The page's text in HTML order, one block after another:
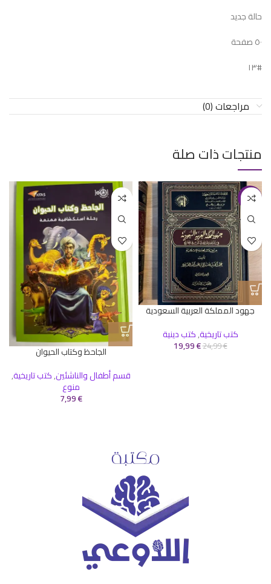
حالة جديد
٥٠ صفحة
#١٣
مراجعات (0)
منتجات ذات صلة
-20%
جهود المملكة العربية السعودية
كتب تاريخية,كتب دينية
24,99€
19,99€
الجاحظ وكتاب الحيوان
قسم أطفال والناشئين,كتب تاريخية,
منوع
7,99€